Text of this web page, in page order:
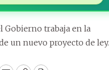
Gobierno trabaja en la
un nuevo proyecto de ley.